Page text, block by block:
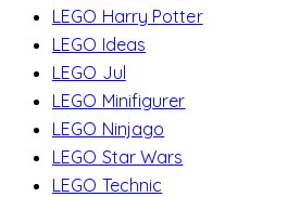
LEGO Harry Potter
LEGO Ideas
LEGO Jul
LEGO Minifigurer
LEGO Ninjago
LEGO Star Wars
LEGO Technic